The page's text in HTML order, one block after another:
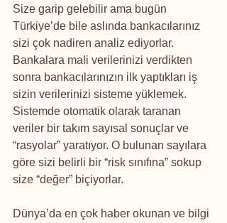
Size garip gelebilir ama bugün
Türkiye’de bile aslında bankacılarınız
sizi çok nadiren analiz ediyorlar.
Bankalara mali verilerinizi verdikten
sonra bankacılarınızın ilk yaptıkları iş
sizin verilerinizi sisteme yüklemek.
Sistemde otomatik olarak taranan
veriler bir takım sayısal sonuçlar ve
“rasyolar” yaratıyor. O bulunan sayılara
göre sizi belirli bir “risk sınıfına” sokup
size “değer” biçiyorlar.
Dünya’da en çok haber okunan ve bilgi